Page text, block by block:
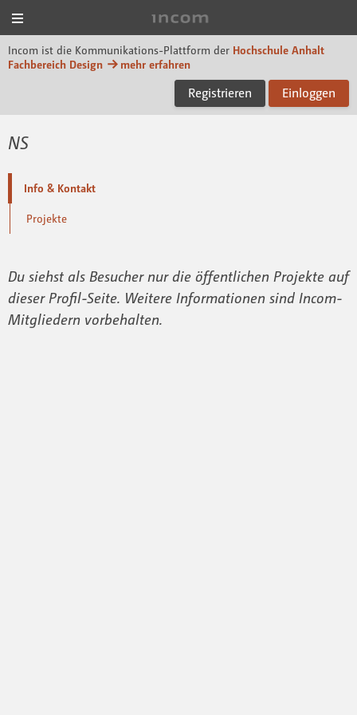
Incom ist die Kommunikations-Plattform der Hochschule Anhalt
Fachbereich Design
mehr erfahren
Registrieren Einloggen
NS
Info & Kontakt
Projekte
Du siehst als Besucher nur die öffentlichen Projekte auf
dieser Profil-Seite. Weitere Informationen sind Incom-
Mitgliedern vorbehalten.